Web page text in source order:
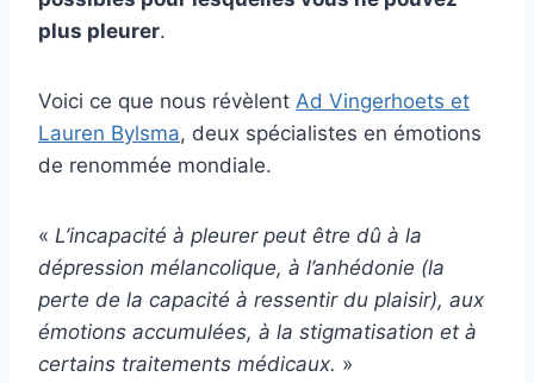
plus pleurer.
Voici ce que nous révèlent Ad Vingerhoets et
Lauren Bylsma, deux spécialistes en émotions
de renommée mondiale.
« L’incapacité à pleurer peut être dû à la
dépression mélancolique, à l’anhédonie (la
perte de la capacité à ressentir du plaisir), aux
émotions accumulées, à la stigmatisation et à
certains traitements médicaux. »